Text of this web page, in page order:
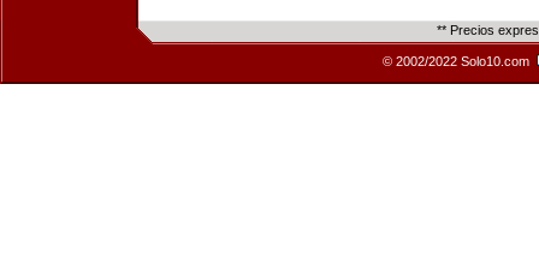
** Precios
© 2002/2022 Solo10.com